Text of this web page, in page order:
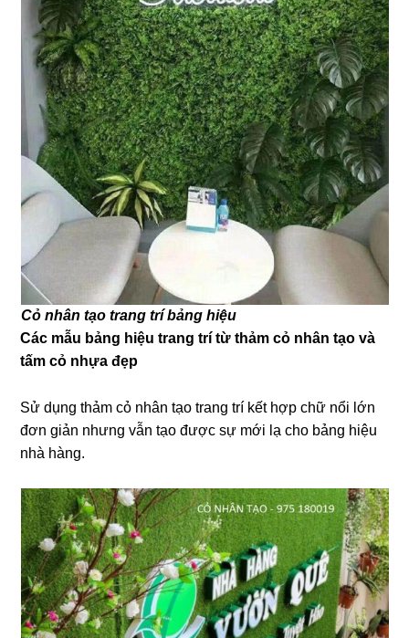
Cỏ nhân tạo trang trí bảng hiệu
Các mẫu bảng hiệu trang trí từ thảm cỏ nhân tạo và
tấm cỏ nhựa đẹp
Sử dụng thảm cỏ nhân tạo trang trí kết hợp chữ nổi lớn
đơn giản nhưng vẫn tạo được sự mới lạ cho bảng hiệu
nhà hàng.